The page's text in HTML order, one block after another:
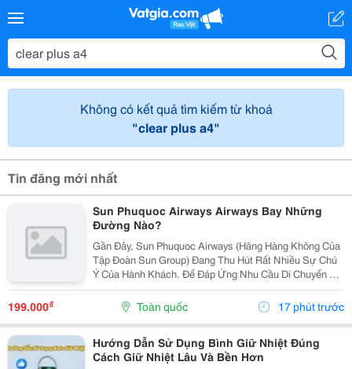
Không có kết quả tìm kiếm từ khoá
"clear plus a4"
Tin đăng mới nhất
Sun Phuquoc Airways Airways Bay Những
Đường Nào?
Gần Đây, Sun Phuquoc Airways (Hãng Hàng Không Của
Tập Đoàn Sun Group) Đang Thu Hút Rất Nhiều Sự Chú
Ý Của Hành Khách. Để Đáp Ứng Nhu Cầu Di Chuyển Và
Du Lịch, Hãng Đang Liên Tục Mở Rộng Mạng Lưới Bay,
Kết Nối Trực Tiếp Phú Quốc Với Nhiều Tỉnh Thành...
199.000₫ Toàn quốc 17 phút trước
Hướng Dẫn Sử Dụng Bình Giữ Nhiệt Đúng
Cách Giữ Nhiệt Lâu Và Bền Hơn